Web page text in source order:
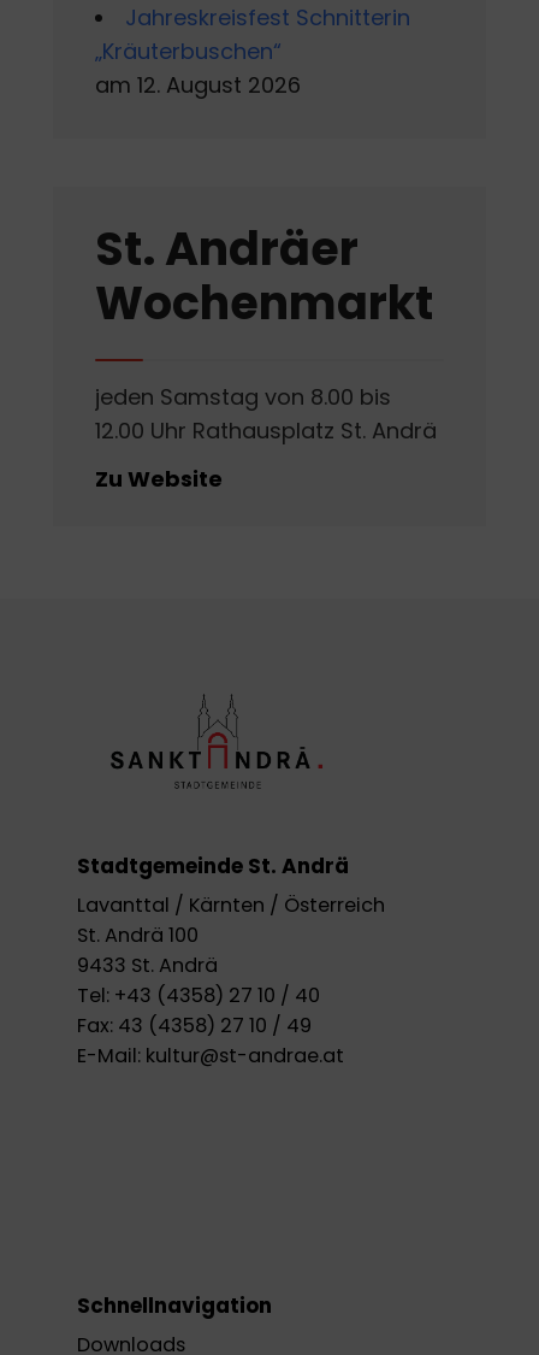
Jahreskreisfest Schnitterin
„Kräuterbuschen“
am 12. August 2026
St. Andräer
Wochenmarkt
jeden Samstag von 8.00 bis
12.00 Uhr Rathausplatz St. Andrä
Zu Website
Stadtgemeinde St. Andrä
Lavanttal / Kärnten / Österreich
St. Andrä 100
9433 St. Andrä
Tel: +43 (4358) 27 10 / 40
Fax: 43 (4358) 27 10 / 49
E-Mail: kultur@st-andrae.at
Schnellnavigation
Downloads